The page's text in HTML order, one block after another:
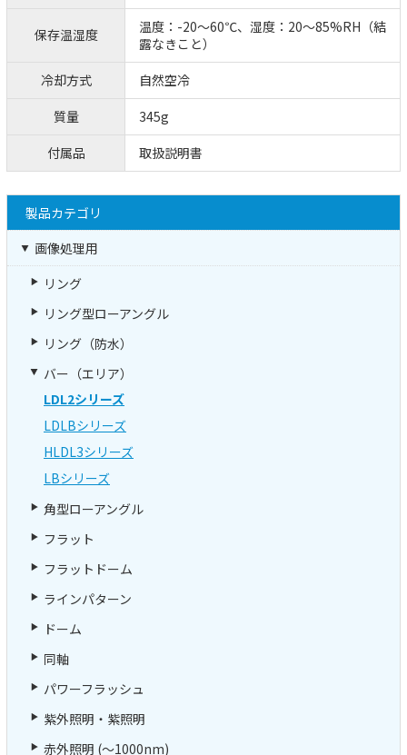
保存温湿度
温度：-20～60℃、湿度：20～85%RH（結
露なきこと）
冷却方式
自然空冷
質量
345g
付属品
取扱説明書
製品カテゴリ
画像処理用
リング
リング型ローアングル
リング（防水）
バー（エリア）
LDL2シリーズ
LDLBシリーズ
HLDL3シリーズ
LBシリーズ
角型ローアングル
フラット
フラットドーム
ラインパターン
ドーム
同軸
パワーフラッシュ
紫外照明・紫照明
赤外照明 (～1000nm)